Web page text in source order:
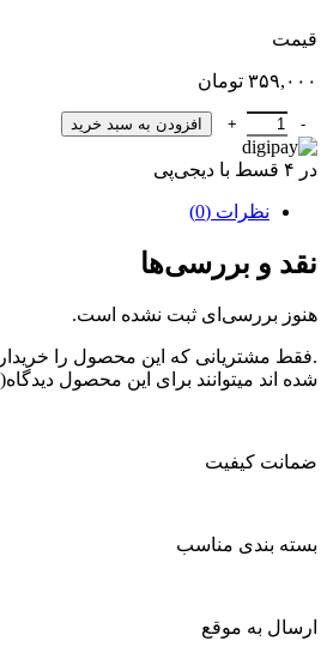
قیمت
۳۵۹,۰۰۰ تومان
سجوق گردویی با طعم کیوی300گرم ظرف پپ عدد
افزودن به سبد خرید
در ۴ قسط با دیجی‌پی
نظرات (0)
نقد و بررسی‌ها
هنوز بررسی‌ای ثبت نشده است.
.فقط مشتریانی که این محصول را
شده اند میتوانند برای این محصول
ضمانت کیفیت
بسته بندی مناسب
ارسال به موقع